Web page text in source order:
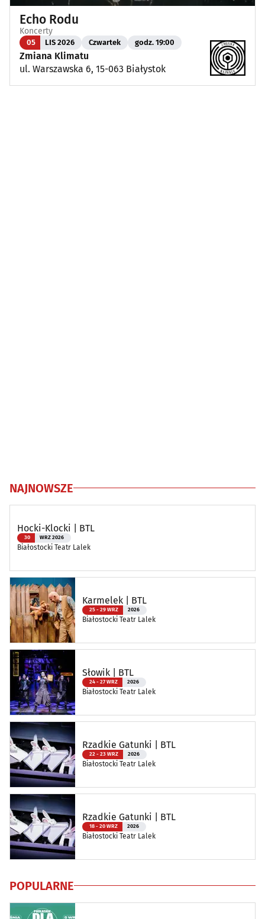
Echo Rodu
Koncerty
05 LIS 2026 Czwartek godz. 19:00
Zmiana Klimatu
ul. Warszawska 6, 15-063 Białystok
NAJNOWSZE
Hocki-Klocki | BTL
30 WRZ 2026
Białostocki Teatr Lalek
Karmelek | BTL
25 - 29 WRZ 2026
Białostocki Teatr Lalek
Słowik | BTL
24 - 27 WRZ 2026
Białostocki Teatr Lalek
Rzadkie Gatunki | BTL
22 - 23 WRZ 2026
Białostocki Teatr Lalek
Rzadkie Gatunki | BTL
18 - 20 WRZ 2026
Białostocki Teatr Lalek
POPULARNE